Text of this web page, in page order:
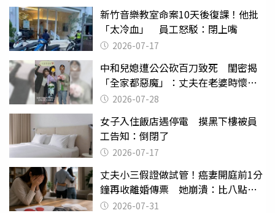
新竹音樂教室命案10天後復課！他批
「太冷血」 員工怒駁：閉上嘴
2026-07-17
中和兒媳遭公公砍百刀致死 閨密揭
「全家都惡魔」：丈夫在老婆時懷孕
摔東西
2026-07-28
女子入住飯店遇停電 摸黑下樓被員
工告知：倒閉了
2026-07-17
丈夫小三假證做試管！癌妻開庭前1分
鐘再收離婚傳票 她崩潰：比八點檔
還扯2026-07-31